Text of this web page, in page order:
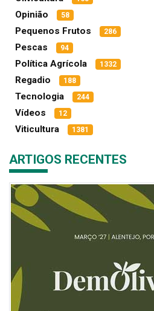
Opinião 58
Pequenos Frutos 286
Pescas 94
Política Agrícola 1332
Regadio 188
Tecnologia 244
Vídeos 12
Viticultura 1381
ARTIGOS RECENTES